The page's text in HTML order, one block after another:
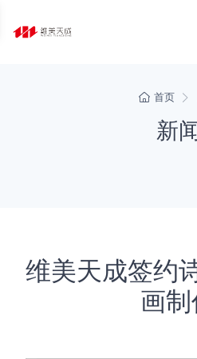
首页
新
维美天成签约
画